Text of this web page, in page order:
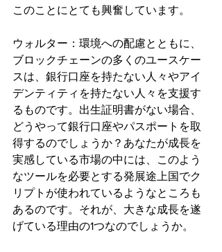
このことにとても興奮しています。
ウォルター：環境への配慮とともに、
ブロックチェーンの多くのユースケー
スは、銀行口座を持たない人々やアイ
デンティティを持たない人々を支援す
るものです。出生証明書がない場合、
どうやって銀行口座やパスポートを取
得するのでしょうか？あなたが成長を
実感している市場の中には、このよう
なツールを必要とする発展途上国でク
リプトが使われているようなところも
あるのです。それが、大きな成長を遂
げている理由の1つなのでしょうか。